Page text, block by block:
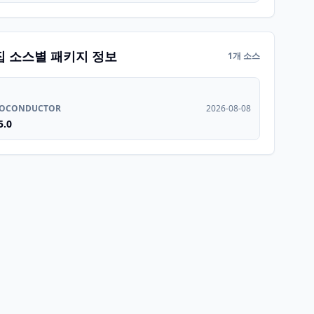
소스별 패키지 정보 1개 소스
2026-08-08